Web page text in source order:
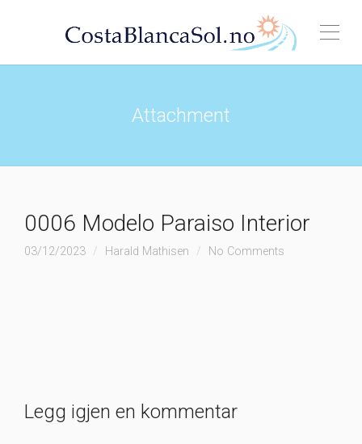
Attachment
0006 Modelo Paraiso Interior
03/12/2023 Harald Mathisen No Comments
Legg igjen en kommentar